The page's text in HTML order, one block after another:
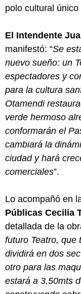
polo cultural
El Intendente
manifestó: “Se
nuevo sueño: un
espectadores y
para la cultura
Otamendi
verde hermoso
conformarán el
cambiará la
ciudad y hará
comerciales”.
Lo acompañó en
Públicas Cecilia
detallada de la
futuro Teatro, que
dividirá en dos
otro para las
estará a 3,50mts